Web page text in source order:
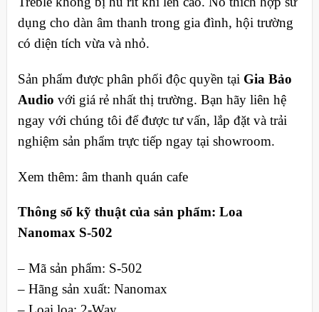
dụng cho dàn âm thanh trong gia đình, hội trường
có diện tích vừa và nhỏ.
Sản phẩm được phân phối độc quyền tại Gia Bảo
Audio với giá rẻ nhất thị trường. Bạn hãy liên hệ
ngay với chúng tôi để được tư vấn, lắp đặt và trải
nghiệm sản phẩm trực tiếp ngay tại showroom.
Xem thêm: âm thanh quán cafe
Thông số kỹ thuật của sản phẩm: Loa
Nanomax S-502
– Mã sản phẩm: S-502
– Hãng sản xuất: Nanomax